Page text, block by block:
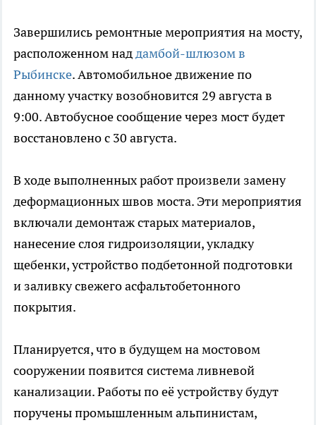
Завершились ремонтные мероприятия на мосту,
расположенном наддамбой-шлюзом в
Рыбинске. Автомобильное движение по
данному участку возобновится 29 августа в
9:00. Автобусное сообщение через мост будет
восстановлено с 30 августа.
В ходе выполненных работ произвели замену
деформационных швов моста. Эти мероприятия
включали демонтаж старых материалов,
нанесение слоя гидроизоляции, укладку
щебенки, устройство подбетонной подготовки
и заливку свежего асфальтобетонного
покрытия.
Планируется, что в будущем на мостовом
сооружении появится система ливневой
канализации. Работы по её устройству будут
поручены промышленным альпинистам,